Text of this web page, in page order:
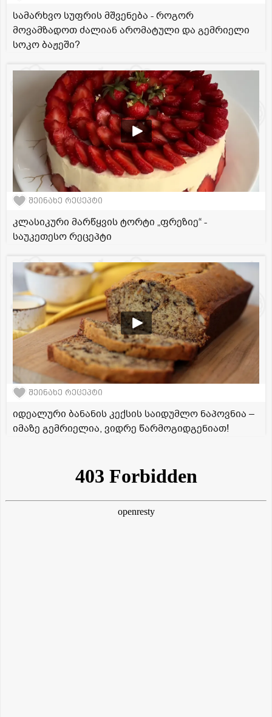
სამარხვო სუფრის მშვენება - როგორ
მოვამზადოთ ძალიან არომატული და გემრიელი
სოკო ბაჟეში?
შეინახე რეცეპტი
კლასიკური მარწყვის ტორტი „ფრეზიე“ -
საუკეთესო რეცეპტი
შეინახე რეცეპტი
იდეალური ბანანის კექსის საიდუმლო ნაპოვნია –
იმაზე გემრიელია, ვიდრე წარმოგიდგენიათ!